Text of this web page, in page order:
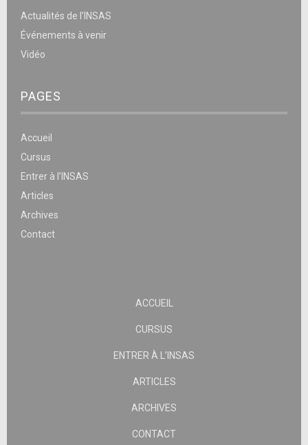
Actualités de l’INSAS
Événements à venir
Vidéo
PAGES
Accueil
Cursus
Entrer à l’INSAS
Articles
Archives
Contact
ACCUEIL
CURSUS
ENTRER À L’INSAS
ARTICLES
ARCHIVES
CONTACT